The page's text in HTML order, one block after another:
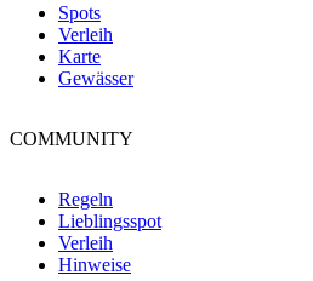
Spots
Verleih
Karte
Gewässer
COMMUNITY
Regeln
Lieblingsspot
Verleih
Hinweise